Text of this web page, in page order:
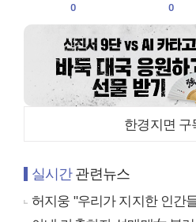
0
0
한경지면 구
실시간관련뉴스
허지웅 "우리가 지지한 인간들